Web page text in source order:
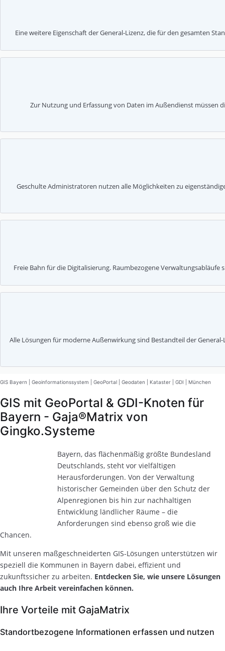
GIS Bayern | Geoinformationssystem | GeoPortal | Geodaten | Kataster | GDI | München
GIS mit GeoPortal & GDI-Knoten für
Bayern - Gaja®Matrix von
Gingko.Systeme
Bayern, das flächenmäßig größte Bundesland
Deutschlands, steht vor vielfältigen
Herausforderungen. Von der Verwaltung
historischer Gemeinden über den Schutz der
Alpenregionen bis hin zur nachhaltigen
Entwicklung ländlicher Räume – die
Anforderungen sind ebenso groß wie die
Chancen.
Mit unseren maßgeschneiderten GIS-Lösungen unterstützen wir
speziell die Kommunen in Bayern dabei, effizient und
zukunftssicher zu arbeiten. Entdecken Sie, wie unsere Lösungen
auch Ihre Arbeit vereinfachen können.
Ihre Vorteile mit GajaMatrix
Standortbezogene Informationen erfassen und nutzen
Eine weitere Eigenschaft der General-Lizenz, die für den gesamten
Zur Nutzung und Erfassung von Daten im Außendienst
Geschulte Administratoren nutzen alle Möglichkeiten zu
Freie Bahn für die Digitalisierung. Raumbezogene
Alle Lösungen für moderne Außenwirkung sind Bestandteil der